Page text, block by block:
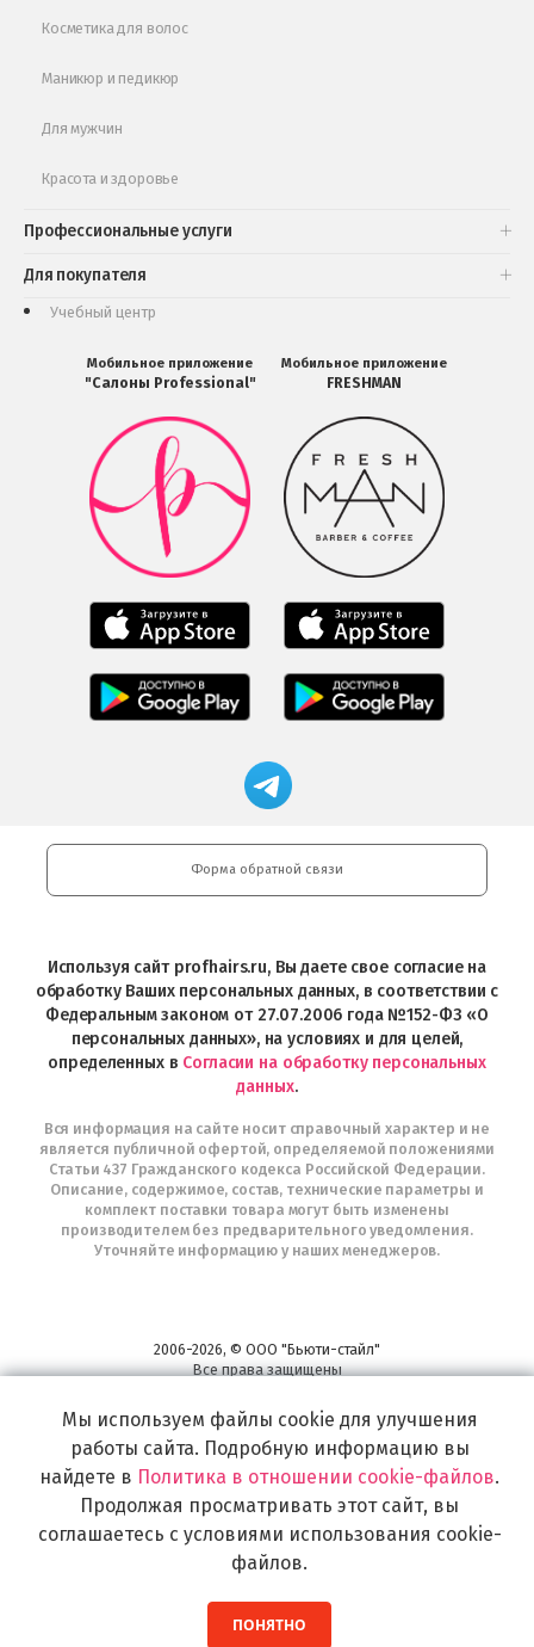
Косметика для волос
Маникюр и педикюр
Для мужчин
Красота и здоровье
Профессиональные услуги
Для покупателя
Учебный центр
Мобильное приложение
"Салоны Professional"
Мобильное
приложение
Салоны
Professional
загрузить
в
Google
Мобильное
приложение
Professional
загрузить
Мобильное
приложение
Professional
загрузить
Play
Мобильное приложение
FRESHMAN
Мобильное
приложение
FRESHMAN
в
Google
Play
Мобильное
приложение
загрузить
в
Мобильное
приложение
Магазин
профессиональной
Professional
и
Интернет-
Telegram
Форма обратной связи
Используя сайт profhairs.ru, Вы даете свое согласие на
обработку Ваших персональных данных, в соответствии с
Федеральным законом от 27.07.2006 года №152-ФЗ «О
персональных данных», на условиях и для целей,
определенных в Согласии на обработку персональных
данных.
Вся информация на сайте носит справочный характер и не
является публичной офертой, определяемой положениями
Статьи 437 Гражданского кодекса Российской Федерации.
Описание, содержимое, состав, технические параметры и
комплект поставки товара могут быть изменены
производителем без предварительного уведомления.
Уточняйте информацию у наших менеджеров.
2006-2026, © ООО "Бьюти-стайл"
Все права защищены
Широкий выбор инструментов, аксессуаров и принадлежностей для
воплощения
самых изысканных и необычных идей по созданию Вашего образа и стиля.
Мы используем файлы cookie для улучшения
работы сайта. Подробную информацию вы
найдете в Политика в отношении cookie-файлов.
Продолжая просматривать этот сайт, вы
соглашаетесь с условиями использования cookie-
файлов.
ПОНЯТНО